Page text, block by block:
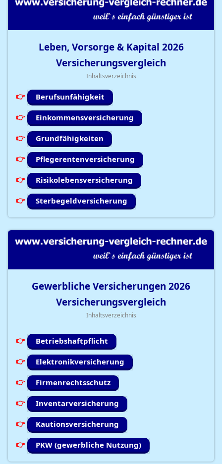
Leben, Vorsorge & Kapital 2026
Versicherungsvergleich
Inhaltsverzeichnis
Berufsunfähigkeit
Einkommensversicherung
Grundfähigkeiten
Pflegerentenversicherung
Risikolebensversicherung
Sterbegeldversicherung
Gewerbliche Versicherungen 2026
Versicherungsvergleich
Inhaltsverzeichnis
Betriebshaftpflicht
Elektronikversicherung
Firmenrechtsschutz
Inventarversicherung
Kautionsversicherung
PKW (gewerbliche Nutzung)